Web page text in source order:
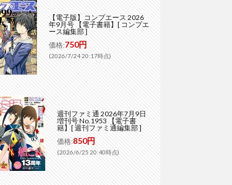
【電子版】コンプエース 2026
年9月号 【電子書籍】[ コンプエ
ース編集部 ]
価格:750円
(2026/7/24 20:17時点)
週刊ファミ通 2026年7月9日
増刊号 No.1953 【電子書
籍】[ 週刊ファミ通編集部 ]
価格:850円
(2026/6/25 20:40時点)